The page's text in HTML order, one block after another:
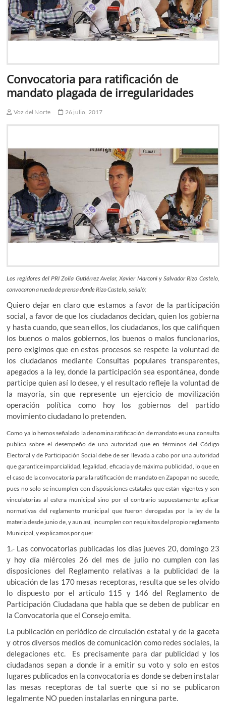
Convocatoria para ratificación de
mandato plagada de irregularidades
Voz del Norte 26 julio, 2017
Los regidores del PRI Zoila Gutiérrez Avelar, Xavier Marconi y Salvador Rizo Castelo,
convocaron a rueda de prensa donde Rizo Castelo, señaló;
Quiero dejar en claro que estamos a favor de la participación
social, a favor de que los ciudadanos decidan, quien los gobierna
y hasta cuando, que sean ellos, los ciudadanos, los que califiquen
los buenos o malos gobiernos, los buenos o malos funcionarios,
pero exigimos que en estos procesos se respete la voluntad de
los ciudadanos mediante Consultas populares transparentes,
apegados a la ley, donde la participación sea espontánea, donde
participe quien así lo desee, y el resultado refleje la voluntad de
la mayoría, sin que represente un ejercicio de movilización
operación política como hoy los gobiernos del partido
movimiento ciudadano lo pretenden.
Como ya lo hemos señalado la denomina ratificación de mandato es una consulta
publica sobre el desempeño de una autoridad que en términos del Código
Electoral y de Participación Social debe de ser llevada a cabo por una autoridad
que garantice imparcialidad, legalidad, eficacia y de máxima publicidad, lo que en
el caso de la convocatoria para la ratificación de mandato en Zapopan no sucede,
pues no solo se incumplen con disposiciones estatales que están vigentes y son
vinculatorias al esfera municipal sino por el contrario supuestamente aplicar
normativas del reglamento municipal que fueron derogadas por la ley de la
materia desde junio de, y aun así, incumplen con requisitos del propio reglamento
Municipal, y explicamos por que:
1.- Las convocatorias publicadas los días jueves 20, domingo 23
y hoy día miércoles 26 del mes de julio no cumplen con las
disposiciones del Reglamento relativas a la publicidad de la
ubicación de las 170 mesas receptoras, resulta que se les olvido
lo dispuesto por el articulo 115 y 146 del Reglamento de
Participación Ciudadana que habla que se deben de publicar en
la Convocatoria que el Consejo emita.
La publicación en periódico de circulación estatal y de la gaceta
y otros diversos medios de comunicación como redes sociales, la
delegaciones etc. Es precisamente para dar publicidad y los
ciudadanos sepan a donde ir a emitir su voto y solo en estos
lugares publicados en la convocatoria es donde se deben instalar
las mesas receptoras de tal suerte que si no se publicaron
legalmente NO pueden instalarlas en ninguna parte.